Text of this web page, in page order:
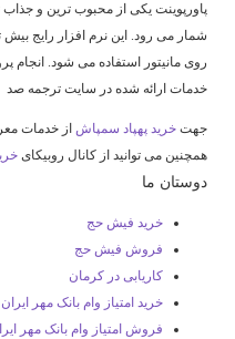
پاورپوینت یکی از محبوب ترین و
شمار می رود. این نرم افزار رایج بیش‌
روی مانیتور استفاده می شود. انجام
خدمات ارائه شده در سایت ترجمه صد
جهتخرید پهپاد سمپاشاز خدمات
همچنین می توانید از کانال روبیکای
دوستان ما
خرید فیش حج
فروش فیش حج
کاریابی در کرمان
خرید امتیاز وام بانک مهر ایران
فروش امتیاز وام بانک مهر